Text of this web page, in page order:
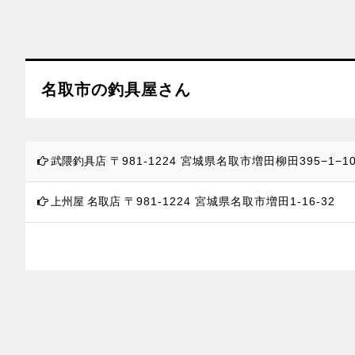
名取市の釣具屋さん
武隈釣具店 〒981-1224 宮城県名取市増田柳田
上州屋 名取店 〒981-1224 宮城県名取市増田1-16-32